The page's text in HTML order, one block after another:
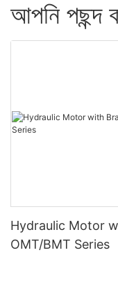
আপনি পছন্দ
Hydraulic Motor
OMT/BMT Series